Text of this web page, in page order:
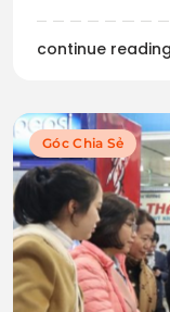
continue
Góc Chia Sẻ